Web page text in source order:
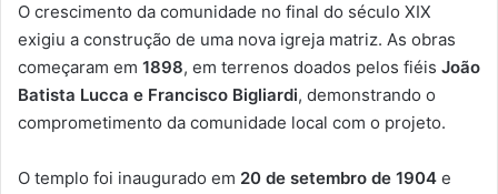
O crescimento da comunidade no final do século XIX
exigiu a construção de uma nova igreja matriz. As obras
começaram em 1898, em terrenos doados pelos fiéis João
Batista Lucca e Francisco Bigliardi, demonstrando o
comprometimento da comunidade local com o projeto.
O templo foi inaugurado em 20 de setembro de 1904 e